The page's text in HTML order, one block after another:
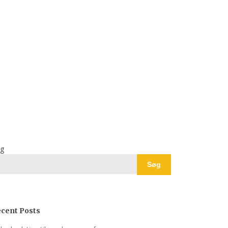
Søg
Posts